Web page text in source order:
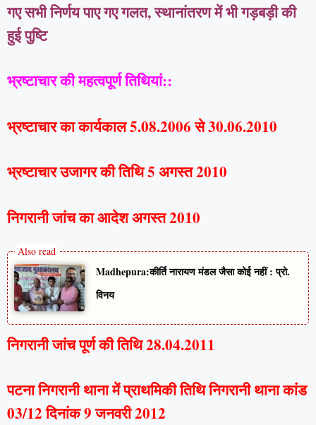
गए सभी निर्णय पाए गए गलत, स्थानांतरण में भी गड़बड़ी की
हुई पुष्टि
भ्रष्टाचार की महत्वपूर्ण तिथियां::
भ्रष्टाचार का कार्यकाल 5.08.2006 से 30.06.2010
भ्रष्टाचार उजागर की तिथि 5 अगस्त 2010
निगरानी जांच का आदेश अगस्त 2010
Madhepura:कीर्ति नारायण मंडल जैसा कोई नहीं : प्रो.
विनय
निगरानी जांच पूर्ण की तिथि 28.04.2011
पटना निगरानी थाना में प्राथमिकी तिथि निगरानी थाना कांड
03/12 दिनांक 9 जनवरी 2012